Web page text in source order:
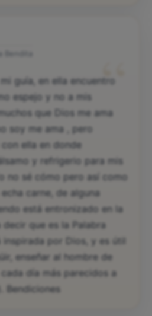
“
guía, en ella encuentro
espejo y no a mis
que Dios me ama
soy me ama , pero
ella en donde
y refrigerio para mis
no sé cómo pero así como
echa carne, de alguna
está entronizado en la
que es la Palabra
por Dios, y es útil
enseñar al hombre de
cada día más parecidos a
Bendiciones